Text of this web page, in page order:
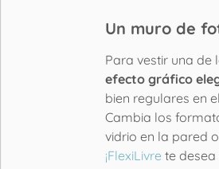
Un muro de
Para vestir una de
efecto gráfico
bien regulares en
Cambia los
vidrio en la pared
¡FlexiLivre te desea